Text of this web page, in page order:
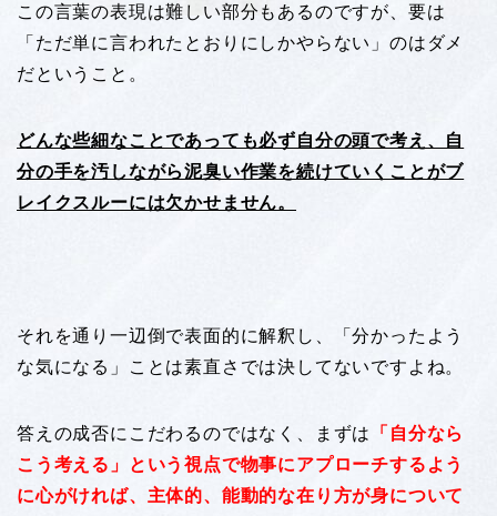
この言葉の表現は難しい部分もあるのですが、要は
「ただ単に言われたとおりにしかやらない」のはダメ
だということ。
どんな些細なことであっても必ず自分の頭で考え、自
分の手を汚しながら泥臭い作業を続けていくことがブ
レイクスルーには欠かせません。
それを通り一辺倒で表面的に解釈し、「分かったよう
な気になる」ことは素直さでは決してないですよね。
答えの成否にこだわるのではなく、まずは
「自分なら
こう考える」という視点で物事にアプローチするよう
に心がければ、主体的、能動的な在り方が身について